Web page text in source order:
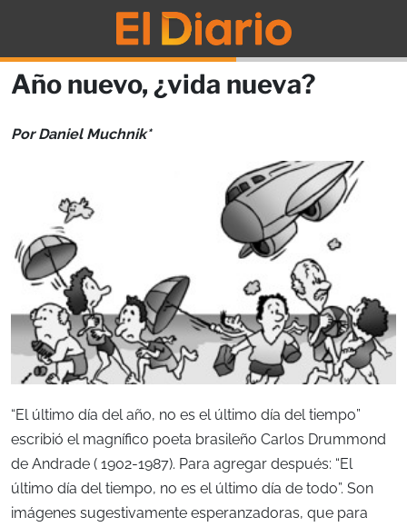
Año nuevo, ¿vida nueva?
Por Daniel Muchnik*
“El último día del año, no es el último día del tiempo”
escribió el magnífico poeta brasileño Carlos Drummond
de Andrade ( 1902-1987). Para agregar después: “El
último día del tiempo, no es el último día de todo”. Son
imágenes sugestivamente esperanzadoras, que para